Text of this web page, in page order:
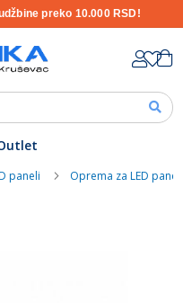
preko 10.000 RSD!
Content
paneli Oprema za LED